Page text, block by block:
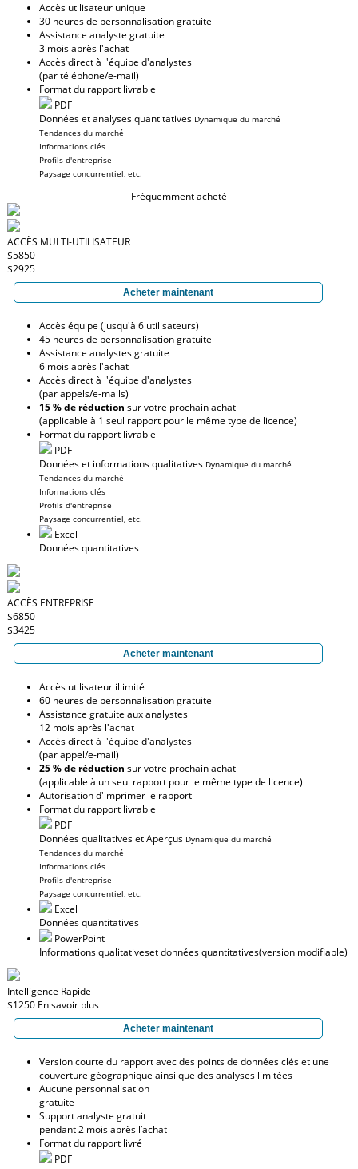
Accès utilisateur unique
30 heures de personnalisation gratuite
Assistance analyste gratuite
3 mois après l'achat
Accès direct à l'équipe d'analystes
(par téléphone/e-mail)
Format du rapport livrable
PDF
Données et analyses quantitatives Dynamique du marché
Tendances du marché
Informations clés
Profils d'entreprise
Paysage concurrentiel, etc.
Fréquemment acheté
ACCÈS MULTI-UTILISATEUR
$5850
$2925
Acheter maintenant
Accès équipe (jusqu'à 6 utilisateurs)
45 heures de personnalisation gratuite
Assistance analystes gratuite
6 mois après l'achat
Accès direct à l'équipe d'analystes
(par appels/e-mails)
15 % de réduction sur votre prochain achat
(applicable à 1 seul rapport pour le même type de licence)
Format du rapport livrable
PDF
Données et informations qualitatives Dynamique du marché
Tendances du marché
Informations clés
Profils d'entreprise
Paysage concurrentiel, etc.
Excel
Données quantitatives
ACCÈS ENTREPRISE
$6850
$3425
Acheter maintenant
Accès utilisateur illimité
60 heures de personnalisation gratuite
Assistance gratuite aux analystes
12 mois après l'achat
Accès direct à l'équipe d'analystes
(par appel/e-mail)
25 % de réduction sur votre prochain achat
(applicable à un seul rapport pour le même type de licence)
Autorisation d'imprimer le rapport
Format du rapport livrable
PDF
Données qualitatives et Aperçus Dynamique du marché
Tendances du marché
Informations clés
Profils d'entreprise
Paysage concurrentiel, etc.
Excel
Données quantitatives
PowerPoint
Informations qualitativeset données quantitatives(version modifiable)
Intelligence Rapide
$1250 En savoir plus
Acheter maintenant
Version courte du rapport avec des points de données clés et une
couverture géographique ainsi que des analyses limitées
Aucune personnalisation
gratuite
Support analyste gratuit
pendant 2 mois après l’achat
Format du rapport livré
PDF